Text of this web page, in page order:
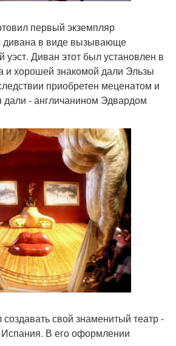
первый экземпляр
дивана в виде вызывающе
уэст. Диван этот был установлен в
и хорошей знакомой дали Эльзы
приобретен меценатом и
дали - англичанином Эдвардом
свой знаменитый театр -
В его оформлении